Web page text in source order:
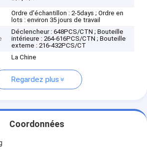
Ordre d'échantillon : 2-5days ; Ordre en
lots : environ 35 jours de travail
Déclencheur : 648PCS/CTN ; Bouteille
intérieure : 264-616PCS/CTN ; Bouteille
externe : 216-432PCS/CT
La Chine
Regardez plus
Coordonnées